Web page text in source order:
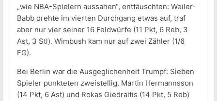
„wie NBA-Spielern aussahen“, enttäuschten: Weiler-
Babb drehte im vierten Durchgang etwas auf, traf
aber nur vier seiner 16 Feldwürfe (11 Pkt, 6 Reb, 3
Ast, 3 Stl). Wimbush kam nur auf zwei Zähler (1/6
FG).
Bei Berlin war die Ausgeglichenheit Trumpf: Sieben
Spieler punkteten zweistellig, Martin Hermannsson
(14 Pkt, 6 Ast) und Rokas Giedraitis (14 Pkt, 5 Reb)